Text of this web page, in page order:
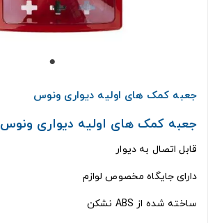
جعبه کمک های اولیه دیواری ونوس
جعبه کمک های اولیه دیواری ونوس
قابل اتصال به دیوار
دارای جایگاه مخصوص لوازم
ساخته شده از ABS نشکن